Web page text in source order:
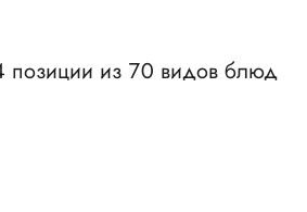
из 70 видов блюд